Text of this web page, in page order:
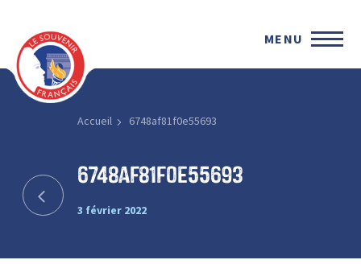
MENU
Accueil 6748af81f0e55693
6748af81f0e55693
3 février 2022